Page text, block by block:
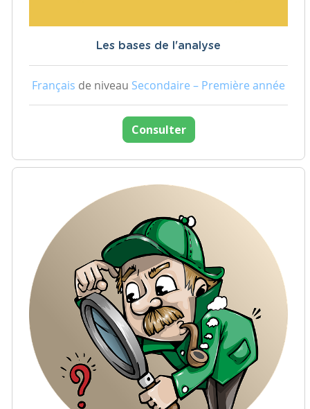
Les bases de l'analyse
Français de niveau Secondaire – Première année
Consulter